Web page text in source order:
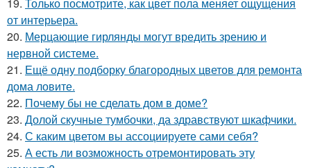
от интерьера.
20. Мерцающие гирлянды могут вредить зрению и
нервной системе.
21. Ещё одну подборку благородных цветов для ремонта
дома ловите.
22. Почему бы не сделать дом в доме?
23. Долой скучные тумбочки, да здравствуют шкафчики.
24. С каким цветом вы ассоциируете сами себя?
25. А есть ли возможность отремонтировать эту